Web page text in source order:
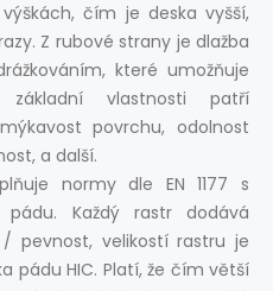
čím je deska vyšší,
Z rubové strany je dlažba
které umožňuje
vlastnosti patří
povrchu, odolnost
a další.
normy dle EN 1177 s
pádu. Každý rastr dodává
pevnost, velikostí rastru je
pádu HIC. Platí, že čím větší